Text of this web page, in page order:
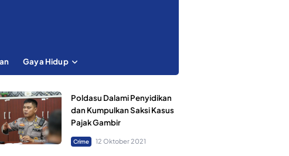
Gaya Hidup
Poldasu Dalami Penyidikan
dan Kumpulkan Saksi Kasus
Pajak Gambir
Crime 12 Oktober 2021